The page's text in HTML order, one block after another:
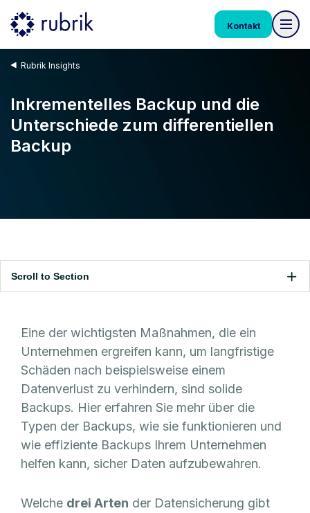
Kontakt
Rubrik Insights
Inkrementelles Backup und die
Unterschiede zum differentiellen
Backup
Scroll to Section
Eine der wichtigsten Maßnahmen, die ein
Unternehmen ergreifen kann, um langfristige
Schäden nach beispielsweise einem
Datenverlust zu verhindern, sind solide
Backups. Hier erfahren Sie mehr über die
Typen der Backups, wie sie funktionieren und
wie effiziente Backups Ihrem Unternehmen
helfen kann, sicher Daten aufzubewahren.
Welche drei Arten der Datensicherung gibt